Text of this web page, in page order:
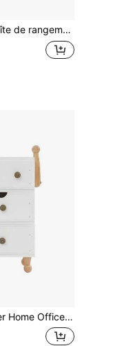
aident" Organisateur de marque-page en bois sombre vintage Support de papeterie de bureau Cadeau amusant pour les passionnés de livres Halloween
Office Storage